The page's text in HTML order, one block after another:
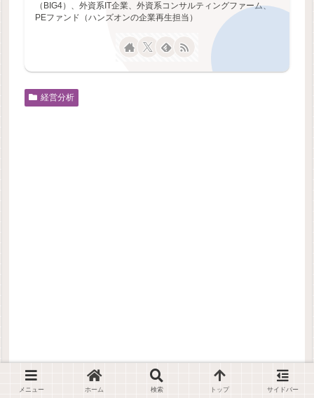
（BIG4）、外資系IT企業、外資系コンサルティングファーム、
PEファンド（ハンズオンの企業再生担当）
経営分析
メニュー ホーム 検索 トップ サイドバー